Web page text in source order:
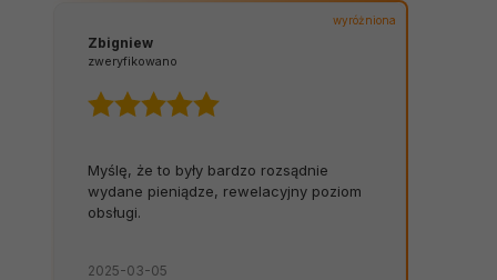
wyróżniona
Zbigniew
zweryfikowano
Myślę, że to były bardzo rozsądnie
wydane pieniądze, rewelacyjny poziom
obsługi.
2025-03-05